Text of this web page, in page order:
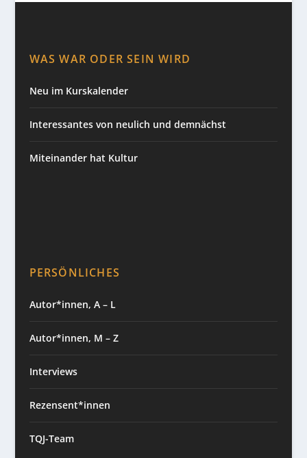
WAS WAR ODER SEIN WIRD
Neu im Kurskalender
Interessantes von neulich und demnächst
Miteinander hat Kultur
PERSÖNLICHES
Autor*innen, A – L
Autor*innen, M – Z
Interviews
Rezensent*innen
TQJ-Team